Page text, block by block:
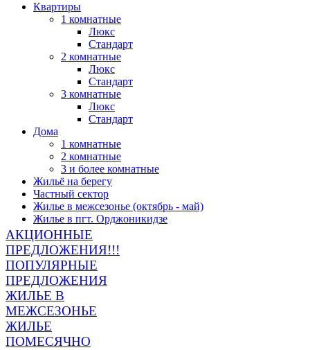
Квартиры
1 комнатные
Люкс
Стандарт
2 комнатные
Люкс
Стандарт
3 комнатные
Люкс
Стандарт
Дома
1 комнатные
2 комнатные
3 и более комнатные
Жильё на берегу
Частный сектор
Жилье в межсезонье (октябрь - май)
Жилье в пгт. Орджоникидзе
АКЦИОННЫЕ
ПРЕДЛОЖЕНИЯ!!!
ПОПУЛЯРНЫЕ
ПРЕДЛОЖЕНИЯ
ЖИЛЬЕ В
МЕЖСЕЗОНЬЕ
ЖИЛЬЕ
ПОМЕСЯЧНО